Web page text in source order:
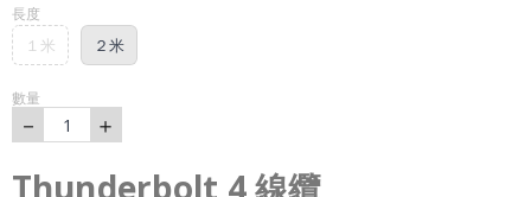
長度
１米 ２米
數量
－ 1 ＋
Thunderbolt 4 線纜